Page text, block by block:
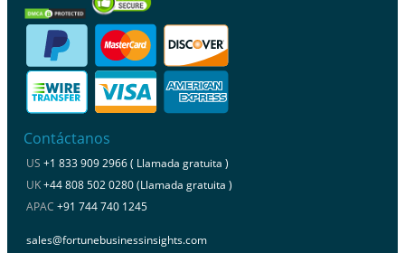
Contáctanos
US +1 833 909 2966 ( Llamada gratuita )
UK+44 808 502 0280 (Llamada gratuita )
APAC +91 744 740 1245
sales@fortunebusinessinsights.com